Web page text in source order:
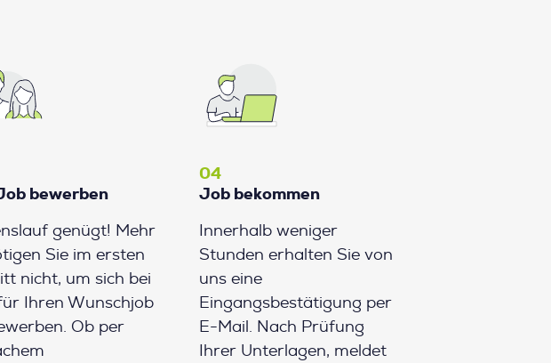
bewerben
genügt! Mehr
Sie im ersten
nicht, um sich bei
Ihren Wunschjob
Ob per
04
Job bekommen
Innerhalb weniger
Stunden erhalten Sie von
uns eine
Eingangsbestätigung per
E-Mail. Nach Prüfung
Ihrer Unterlagen, meldet